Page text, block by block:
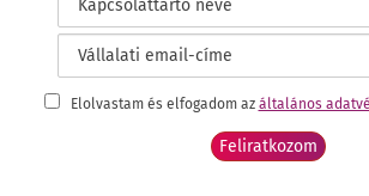
Elolvastam és elfogadom az általános